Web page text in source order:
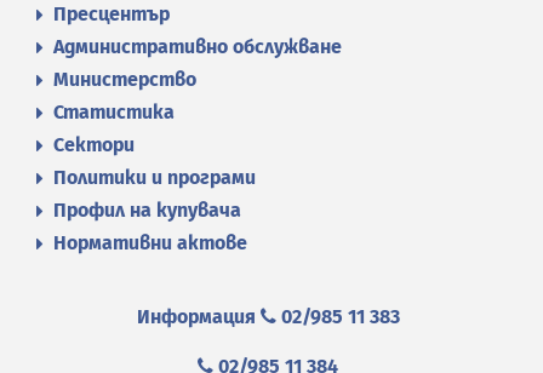
Пресцентър
Административно обслужване
Министерство
Статистика
Сектори
Политики и програми
Профил на купувача
Нормативни актове
Информация 02/985 11 383
02/985 11 384